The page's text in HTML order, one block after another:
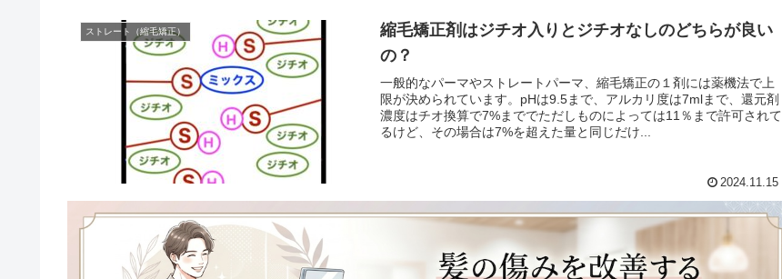
ストレート（縮毛矯正）
縮毛矯正剤はジチオ入りとジチオなしのどちらが良い
の？
一般的なパーマやストレートパーマ、縮毛矯正の１剤には薬機法で上
限が決められています。pHは9.5まで、アルカリ度は7mlまで、還元剤
濃度はチオ換算で7%まででただしものによっては11％まで許可されて
るけど、その場合は7%を超えた量と同じだけ...
2024.11.15